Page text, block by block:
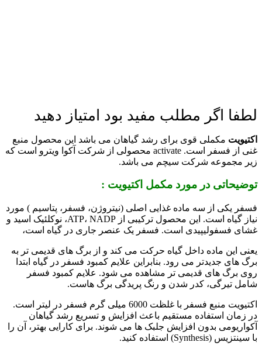
لطفا اگر مطلب مفید بود امتیاز دهید
اکتیویت مکملی قوی برای رشد گیاهان می باشد این محصول منبع
غنی از فسفر است. activate محصولی از شرکت آکوا ویترو است که
زیر مجموعه شرکت سیچم می باشد.
توضیحاتی در مورد مکمل اکتیویت :
فسفر یکی از سه ماده غذایی اصلی (نیتروژن، فسفر، پتاسیم ) مورد
نیاز گیاه است. این محصول ترکیبی از ATP، NADP، نوکلئیک اسید و
غشای فسفولیپیدی است. فسفر یک عنصر جاری در گیاه است،
یعنی این ماده داخل گیاه حرکت می کند و از برگ های قدیمی تر به
برگ های جدیدتر می رود. بنابراین علایم کمبود فسفر در گیاه ابتدا
روی برگ های قدیمی تر مشاهده می شود. علایم کمبود فسفر
شامل تیرگی، کدر شدن و رنگ پریدگی برگ هاست.
اکتیویت منبع فسفر با غلظت 6000 میلی گرم فسفر در لیتر است.
در زمان استفاده مستقیم باعث افزایش و تسریع رشد گیاهان
آکواریومی بدون افزایش جلبک ها می شوند. برای کارایی بهتر، آن را
با سینتزیس (Synthesis) استفاده کنید.